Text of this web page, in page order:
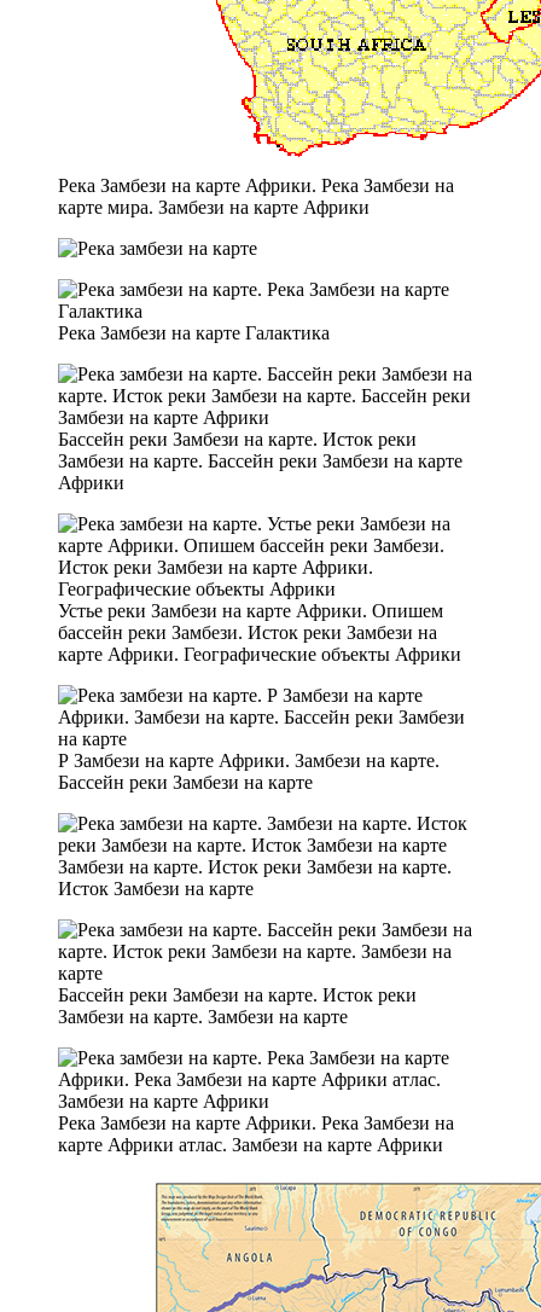
Река Замбези на карте Африки. Река Замбези на
карте мира. Замбези на карте Африки
Река Замбези на карте Галактика
Бассейн реки Замбези на карте. Исток реки
Замбези на карте. Бассейн реки Замбези на карте
Африки
Устье реки Замбези на карте Африки. Опишем
бассейн реки Замбези. Исток реки Замбези на
карте Африки. Географические объекты Африки
Р Замбези на карте Африки. Замбези на карте.
Бассейн реки Замбези на карте
Замбези на карте. Исток реки Замбези на карте.
Исток Замбези на карте
Бассейн реки Замбези на карте. Исток реки
Замбези на карте. Замбези на карте
Река Замбези на карте Африки. Река Замбези на
карте Африки атлас. Замбези на карте Африки